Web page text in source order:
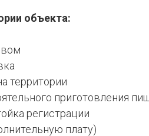
объекта:
территории
приготовления
регистрации
плату)